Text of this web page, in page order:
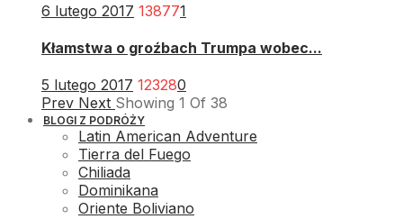
6 lutego 2017 138771
Kłamstwa o groźbach Trumpa wobec...
5 lutego 2017 123280
Prev Next Showing 1 Of 38
BLOGI Z PODRÓŻY
Latin American Adventure
Tierra del Fuego
Chiliada
Dominikana
Oriente Boliviano